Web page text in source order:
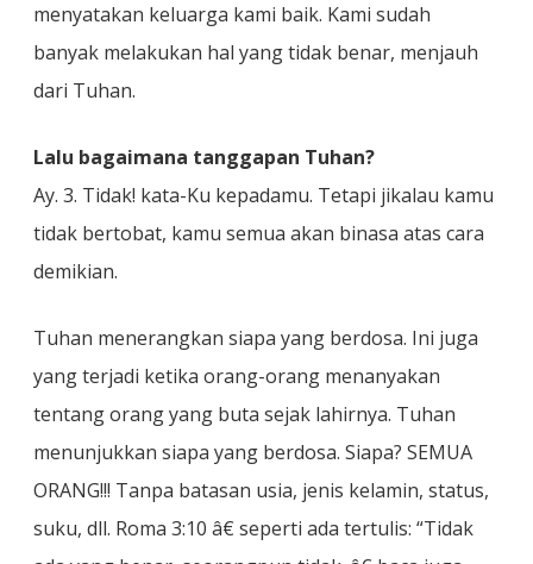
menyatakan keluarga kami baik. Kami sudah
banyak melakukan hal yang tidak benar, menjauh
dari Tuhan.
Lalu bagaimana tanggapan Tuhan?
Ay. 3. Tidak! kata-Ku kepadamu. Tetapi jikalau kamu
tidak bertobat, kamu semua akan binasa atas cara
demikian.
Tuhan menerangkan siapa yang berdosa. Ini juga
yang terjadi ketika orang-orang menanyakan
tentang orang yang buta sejak lahirnya. Tuhan
menunjukkan siapa yang berdosa. Siapa? SEMUA
ORANG!!! Tanpa batasan usia, jenis kelamin, status,
suku, dll. Roma 3:10 â€ seperti ada tertulis: “Tidak